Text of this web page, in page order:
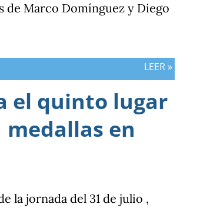
de Marco Domínguez y Diego
LEER »
el quinto lugar
en
la jornada del 31 de julio ,